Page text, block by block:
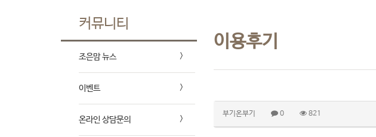
커뮤니티
조은맘 뉴스
이벤트
온라인 상담문의
이용후기
부기온부기 0 821